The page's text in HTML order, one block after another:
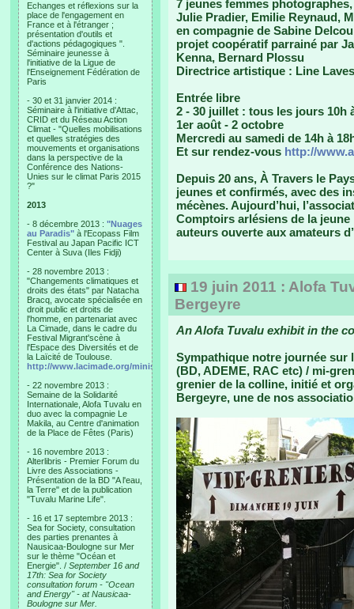
Echanges et réflexions sur la
place de l'engagement en
France et à l'étranger ;
présentation d'outils et
d'actions pédagogiques ".
Séminaire jeunesse à
l'initiative de la Ligue de
l'Enseignement Fédération de
Paris
- 30 et 31 janvier 2014 :
Séminaire à l'initiative d'Attac,
CRID et du Réseau Action
Climat - "Quelles mobilisations
et quelles stratégies des
mouvements et organisations
dans la perspective de la
Conférence des Nations-
Unies sur le climat Paris 2015
?"
2013
- 8 décembre 2013 : "Nuages
au Paradis" à l'Ecopass Film
Festival au Japan Pacific ICT
Center à Suva (Iles Fidji)
- 28 novembre 2013 :
"Changements climatiques et
droits des états" par Natacha
Bracq, avocate spécialisée en
droit public et droits de
l'homme, en partenariat avec
La Cimade, dans le cadre du
Festival Migrant'scène à
l'Espace des Diversités et de
la Laïcité de Toulouse.
http://www.lacimade.org/minisites/migrantscene
- 22 novembre 2013 :
Semaine de la Solidarité
Internationale, Alofa Tuvalu en
duo avec la compagnie Le
Makila, au Centre d'animation
de la Place de Fêtes (Paris)
- 16 novembre 2013 :
Alterlibris - Premier Forum du
Livre des Associations -
Présentation de la BD "A l'eau,
la Terre" et de la publication
"Tuvalu Marine Life".
- 16 et 17 septembre 2013 :
Sea for Society, consultation
des parties prenantes à
Nausicaa-Boulogne sur Mer
sur le thème "Océan et
Energie". / September 16 and
17th: Sea for Society
consultation forum - "Ocean
and Energy" - at Nausicaa-
Boulogne sur Mer.
7 jeunes femmes
Julie Pradier, Emilie Reynaud,
en compagnie de Sabine
projet coopératif parrainé par
Kenna, Bernard Plossu
Directrice artistique : Line
Entrée libre
2 - 30 juillet : tous les jours 10h
1er août - 2 octobre
Mercredi au samedi de 14h à
Et sur rendez-vous http://
Depuis 20 ans, À Travers le
jeunes et confirmés, avec des
mécènes. Aujourd’hui,
Comptoirs arlésiens de la
auteurs ouverte aux amateurs
19 juin 2011 : Alofa
Bergeyre
An Alofa Tuvalu exhibit in the
Sympathique notre journée sur
(BD, ADEME, RAC etc) / mi-
grenier de la colline, initié et
Bergeyre, une de nos